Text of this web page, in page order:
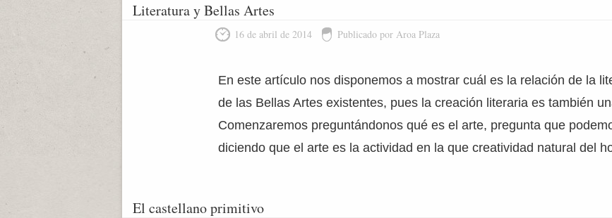
Literatura y Bellas Artes
16 de abril de 2014 Publicado por Aroa Plaza
En este artículo nos disponemos a mostrar cuál es la relación de la
de las Bellas Artes existentes, pues la creación literaria es también
Comenzaremos preguntándonos qué es el arte, pregunta que
diciendo que el arte es la actividad en la que creatividad natural del
El castellano primitivo